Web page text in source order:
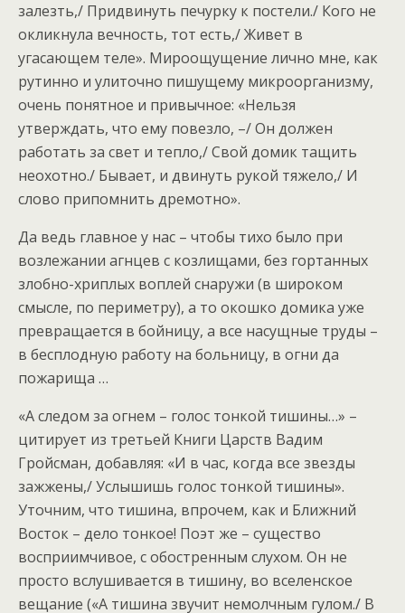
залезть,/ Придвинуть печурку к постели./ Кого не
окликнула вечность, тот есть,/ Живет в
угасающем теле». Мироощущение лично мне, как
рутинно и улиточно пишущему микроорганизму,
очень понятное и привычное: «Нельзя
утверждать, что ему повезло, –/ Он должен
работать за свет и тепло,/ Свой домик тащить
неохотно./ Бывает, и двинуть рукой тяжело,/ И
слово припомнить дремотно».
Да ведь главное у нас – чтобы тихо было при
возлежании агнцев с козлищами, без гортанных
злобно-хриплых воплей снаружи (в широком
смысле, по периметру), а то окошко домика уже
превращается в бойницу, а все насущные труды –
в бесплодную работу на больницу, в огни да
пожарища …
«А следом за огнем – голос тонкой тишины…» –
цитирует из третьей Книги Царств Вадим
Гройсман, добавляя: «И в час, когда все звезды
зажжены,/ Услышишь голос тонкой тишины».
Уточним, что тишина, впрочем, как и Ближний
Восток – дело тонкое! Поэт же – существо
восприимчивое, с обостренным слухом. Он не
просто вслушивается в тишину, во вселенское
вещание («А тишина звучит немолчным гулом./ В